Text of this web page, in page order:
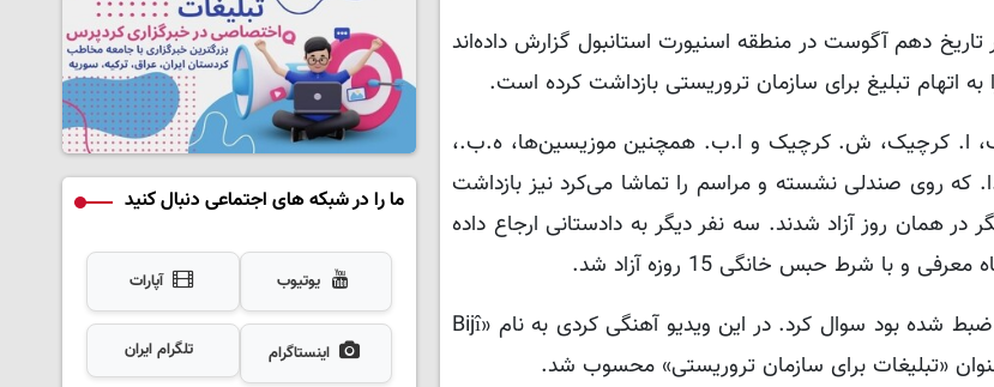
دهم آگوست در منطقه اسنیورت استانبول گزارش داده‌اند
تبلیغ برای سازمان تروریستی بازداشت کرده است.
ا. کرچیک، ش. کرچیک و ا.ب. همچنین موزیسین‌ها، ه.ب.،
روی صندلی نشسته و مراسم را تماشا می‌کرد نیز بازداشت
همان روز آزاد شدند. سه نفر دیگر به دادستانی ارجاع داده
شرط حبس خانگی 15 روزه آزاد شد.
پلیس به 9 نفر از این افراد درباره ویدیویی که از مراسم عروسی ضبط شده بود سوال کرد. در این ویدیو آهنگی کردی به نام «Bijî
ما را در شبکه های اجتماعی دنبال کنید
یوتیوب آپارات
اینستاگرام تلگرام ایران